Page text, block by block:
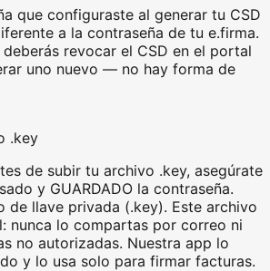
que configuraste al generar tu CSD
a la contraseña de tu e.firma.
revocar el CSD en el portal
uno nuevo — no hay forma de
.key
de subir tu archivo .key, asegúrate
y GUARDADO la contraseña.
de llave privada (.key). Este archivo
nunca lo compartas por correo ni
no autorizadas. Nuestra app lo
y lo usa solo para firmar facturas.